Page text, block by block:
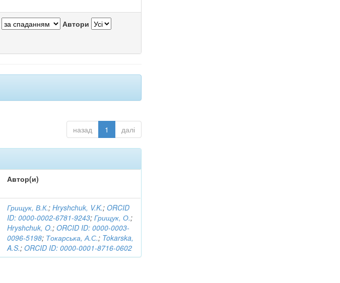
Автори
назад 1 далі
Автор(и)
Грищук, В.К.;Hryshchuk, V.K.;ORCID
ID: 0000-0002-6781-9243;Грищук, О.;
Hryshchuk, O.;ORCID ID: 0000-0003-
0096-5198; Токарська, А.С.; Tokarska,
A.S.;ORCID ID: 0000-0001-8716-0602